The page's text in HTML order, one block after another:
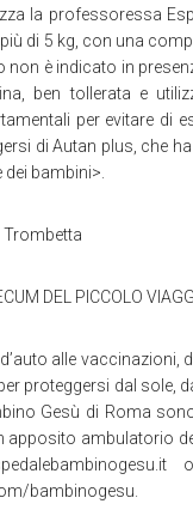
la professoressa
di 5 kg, con una
non è indicato in
ben tollerata e
per evitare di
di Autan plus, che
dei bambini>.
Trombetta
DEL PICCOLO
alle
proteggersi dal sole,
Gesù di Roma
apposito ambulatorio
bambinogesu.